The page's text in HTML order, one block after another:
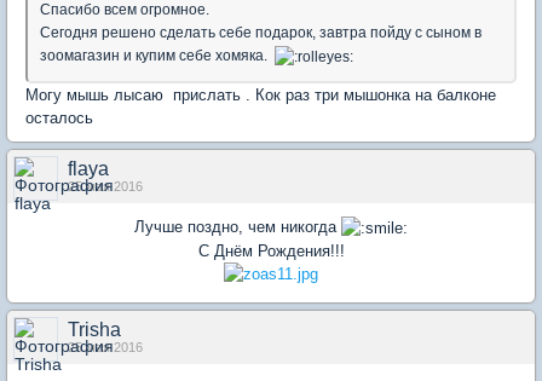
Спасибо всем огромное.
Сегодня решено сделать себе подарок, завтра пойду с сыном в
зоомагазин и купим себе хомяка.
Могу мышь лысаю прислать . Кок раз три мышонка на балконе
осталось
flaya
25 мая 2016
Лучше поздно, чем никогда
С Днём Рождения!!!
Trisha
25 мая 2016